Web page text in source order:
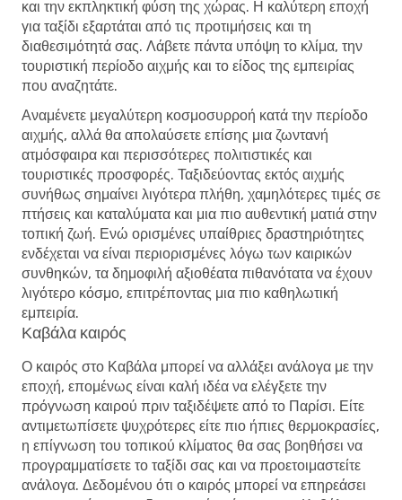
και την εκπληκτική φύση της χώρας. Η καλύτερη εποχή
για ταξίδι εξαρτάται από τις προτιμήσεις και τη
διαθεσιμότητά σας. Λάβετε πάντα υπόψη το κλίμα, την
τουριστική περίοδο αιχμής και το είδος της εμπειρίας
που αναζητάτε.
Αναμένετε μεγαλύτερη κοσμοσυρροή κατά την περίοδο
αιχμής, αλλά θα απολαύσετε επίσης μια ζωντανή
ατμόσφαιρα και περισσότερες πολιτιστικές και
τουριστικές προσφορές. Ταξιδεύοντας εκτός αιχμής
συνήθως σημαίνει λιγότερα πλήθη, χαμηλότερες τιμές σε
πτήσεις και καταλύματα και μια πιο αυθεντική ματιά στην
τοπική ζωή. Ενώ ορισμένες υπαίθριες δραστηριότητες
ενδέχεται να είναι περιορισμένες λόγω των καιρικών
συνθηκών, τα δημοφιλή αξιοθέατα πιθανότατα να έχουν
λιγότερο κόσμο, επιτρέποντας μια πιο καθηλωτική
εμπειρία.
Καβάλα καιρός
Ο καιρός στο Καβάλα μπορεί να αλλάξει ανάλογα με την
εποχή, επομένως είναι καλή ιδέα να ελέγξετε την
πρόγνωση καιρού πριν ταξιδέψετε από το Παρίσι. Είτε
αντιμετωπίσετε ψυχρότερες είτε πιο ήπιες θερμοκρασίες,
η επίγνωση του τοπικού κλίματος θα σας βοηθήσει να
προγραμματίσετε το ταξίδι σας και να προετοιμαστείτε
ανάλογα. Δεδομένου ότι ο καιρός μπορεί να επηρεάσει